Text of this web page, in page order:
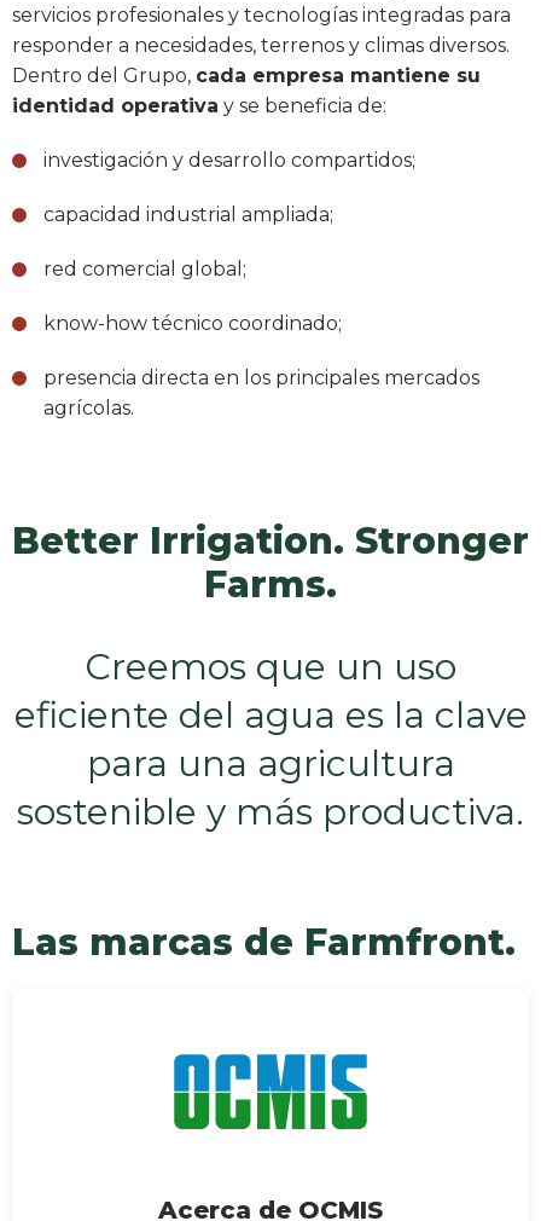
servicios profesionales y tecnologías integradas para
responder a necesidades, terrenos y climas diversos.
Dentro del Grupo, cada empresa mantiene su
identidad operativa y se beneficia de:
investigación y desarrollo compartidos;
capacidad industrial ampliada;
red comercial global;
know-how técnico coordinado;
presencia directa en los principales mercados
agrícolas.
Better Irrigation. Stronger
Farms.
Creemos que un uso
eficiente del agua es la clave
para una agricultura
sostenible y más productiva.
Las marcas de Farmfront.
Acerca de OCMIS